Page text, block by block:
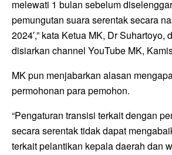
melewati 1 bulan sebelum
pemungutan suara serentak secara
2024′,” kata Ketua MK, Dr Suhartoyo,
disiarkan channel YouTube MK,
MK pun menjabarkan alasan
permohonan para pemohon.
“Pengaturan transisi terkait dengan
secara serentak tidak dapat
terkait pelantikan kepala daerah dan